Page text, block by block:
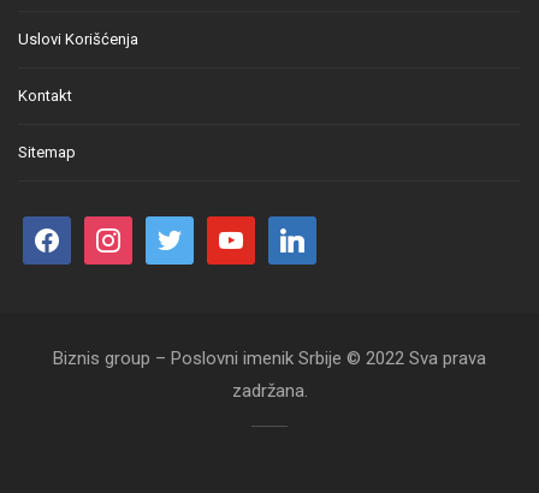
Uslovi Korišćenja
Kontakt
Sitemap
Biznis group – Poslovni imenik Srbije © 2022 Sva prava
zadržana.